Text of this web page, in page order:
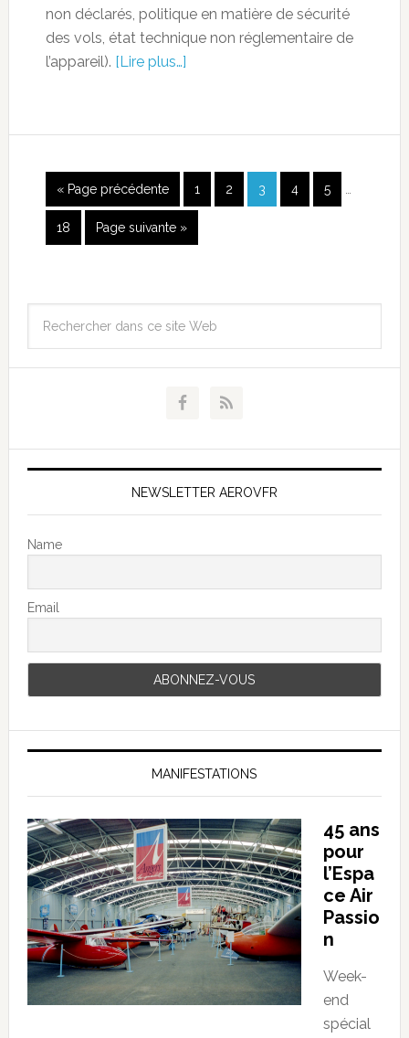
non déclarés, politique en matière de sécurité
des vols, état technique non réglementaire de
l’appareil). [Lire plus…]
« Page précédente 1 2 3 4 5
18 Page suivante »
NEWSLETTER AEROVFR
Name
Email
MANIFESTATIONS
45 ans
pour
l’Espa
ce Air
Passio
n
Week-
end
spécial